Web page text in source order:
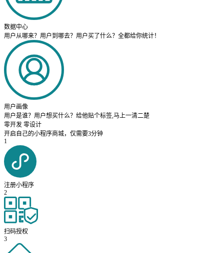
数据中心
用户从哪来？用户到哪去？用户买了什么？全都给你统计！
用户画像
用户是谁？用户想买什么？给他贴个标签,马上一清二楚
零开发 零设计
开启自己的小程序商城，仅需要3分钟
1
注册小程序
2
扫码授权
3